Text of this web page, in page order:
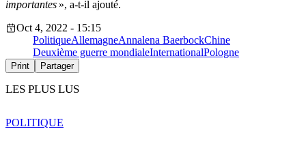
importantes », a-t-il ajouté.
Oct 4, 2022 - 15:15
PolitiqueAllemagneAnnalena BaerbockChine
Deuxième guerre mondialeInternationalPologne
Print Partager
LES PLUS LUS
POLITIQUE